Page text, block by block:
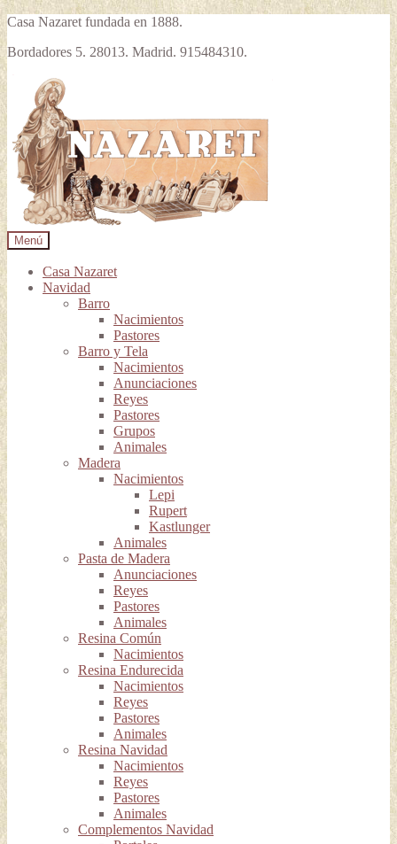
Casa Nazaret fundada en 1888.
Bordadores 5. 28013. Madrid. 915484310.
la
navegación
contenido
Menú
Casa Nazaret
Navidad
Barro
Nacimientos
Pastores
Barro y Tela
Nacimientos
Anunciaciones
Reyes
Pastores
Grupos
Animales
Madera
Nacimientos
Lepi
Rupert
Kastlunger
Animales
Pasta de Madera
Anunciaciones
Reyes
Pastores
Animales
Resina Común
Nacimientos
Resina Endurecida
Nacimientos
Reyes
Pastores
Animales
Resina Navidad
Nacimientos
Reyes
Pastores
Animales
Complementos Navidad